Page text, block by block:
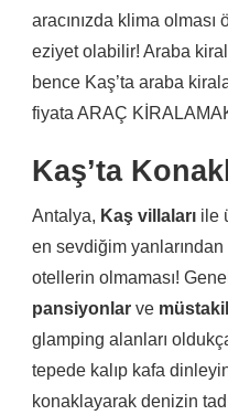
aracınızda klima
eziyet olabilir! Araba
bence Kaş’ta araba
fiyata ARAÇ
Kaş’ta
Antalya, Kaş villaları ile
en sevdiğim
otellerin olmaması!
pansiyonlar ve
glamping alanları
tepede kalıp kafa
konaklayarak denizin